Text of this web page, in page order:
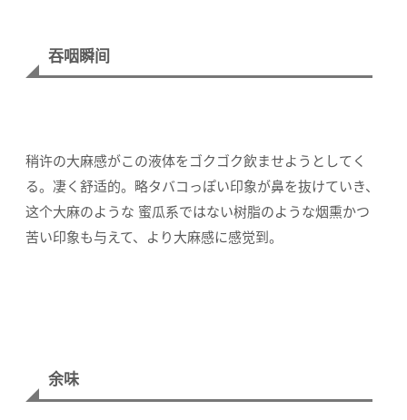
吞咽瞬间
稍许の大麻感がこの液体をゴクゴク飲ませようとしてく
る。凄く舒适的。略タバコっぽい印象が鼻を抜けていき、
这个大麻のような 蜜瓜系ではない树脂のような烟熏かつ
苦い印象も与えて、より大麻感に感觉到。
余味